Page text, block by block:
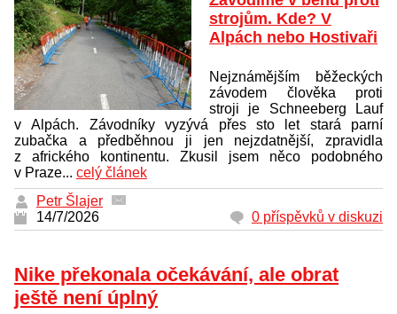
strojům. Kde? V
Alpách nebo Hostivaři
Nejznámějším běžeckých
závodem člověka proti
stroji je Schneeberg Lauf
v Alpách. Závodníky vyzývá přes sto let stará parní
zubačka a předběhnou ji jen nejzdatnější, zpravidla
z afrického kontinentu. Zkusil jsem něco podobného
v Praze... celý článek
Petr Šlajer
14/7/2026
0 příspěvků v diskuzi
Nike překonala očekávání, ale obrat
ještě není úplný